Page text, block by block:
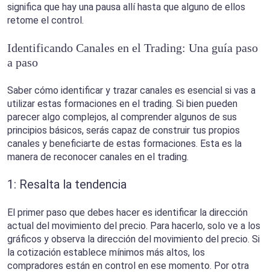
significa que hay una pausa allí hasta que alguno de ellos
retome el control.
Identificando Canales en el Trading: Una guía paso
a paso
Saber cómo identificar y trazar canales es esencial si vas a
utilizar estas formaciones en el trading. Si bien pueden
parecer algo complejos, al comprender algunos de sus
principios básicos, serás capaz de construir tus propios
canales y beneficiarte de estas formaciones. Esta es la
manera de reconocer canales en el trading.
1: Resalta la tendencia
El primer paso que debes hacer es identificar la dirección
actual del movimiento del precio. Para hacerlo, solo ve a los
gráficos y observa la dirección del movimiento del precio. Si
la cotización establece mínimos más altos, los
compradores están en control en ese momento. Por otra